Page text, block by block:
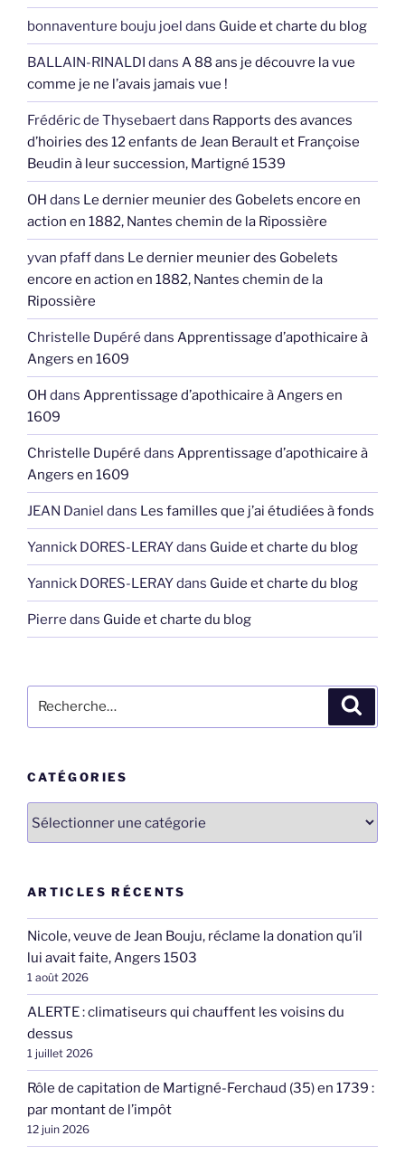
bonnaventure bouju joel dans Guide et charte du blog
BALLAIN-RINALDI dans A 88 ans je découvre la vue
comme je ne l’avais jamais vue !
Frédéric de Thysebaertdans Rapports des avances
d’hoiries des 12 enfants de Jean Berault et Françoise
Beudin à leur succession, Martigné 1539
OH dans Le dernier meunier des Gobelets encore en
action en 1882, Nantes chemin de la Ripossière
yvan pfaffdans Le dernier meunier des Gobelets
encore en action en 1882, Nantes chemin de la
Ripossière
Christelle Dupéré dans Apprentissage d’apothicaire à
Angers en 1609
OH dans Apprentissage d’apothicaire à Angers en
1609
Christelle Dupéré dans Apprentissage d’apothicaire à
Angers en 1609
JEAN Daniel dans Les familles que j’ai étudiées à fonds
Yannick DORES-LERAYdans Guide et charte du blog
Yannick DORES-LERAYdans Guide et charte du blog
Pierre dans Guide et charte du blog
pour
CATÉGORIES
ARTICLES RÉCENTS
Nicole, veuve de Jean Bouju, réclame la donation qu’il
lui avait faite, Angers 1503
1 août 2026
ALERTE : climatiseurs qui chauffent les voisins du
dessus
1 juillet 2026
Rôle de capitation de Martigné-Ferchaud (35) en 1739 :
par montant de l’impôt
12 juin 2026